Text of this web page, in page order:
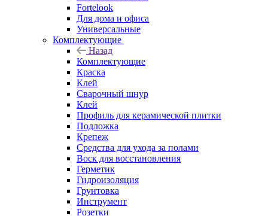
Fortelook
Для дома и офиса
Универсальные
Комплектующие
Назад
Комплектующие
Краска
Клей
Сварочный шнур
Клей
Профиль для керамической плитки
Подложка
Крепеж
Средства для ухода за полами
Воск для восстановления
Герметик
Гидроизоляция
Грунтовка
Инструмент
Розетки